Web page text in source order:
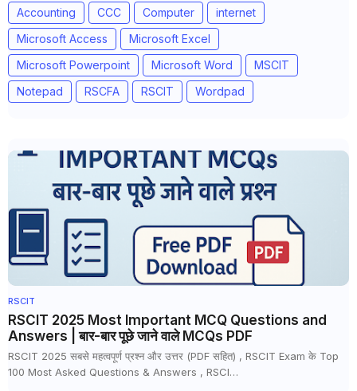
Accounting CCC Computer
internet
Microsoft Access
Microsoft Excel
Microsoft Powerpoint
Microsoft Word
MSCIT
Notepad
RSCFA RSCIT Wordpad
RSCIT
RSCIT 2025 Most Important MCQ Questions and
Answers | बार-बार पूछे जाने वाले MCQs PDF
RSCIT 2025 सबसे महत्वपूर्ण प्रश्न और उत्तर (PDF सहित) , RSCIT Exam के Top
100 Most Asked Questions & Answers , RSCI…